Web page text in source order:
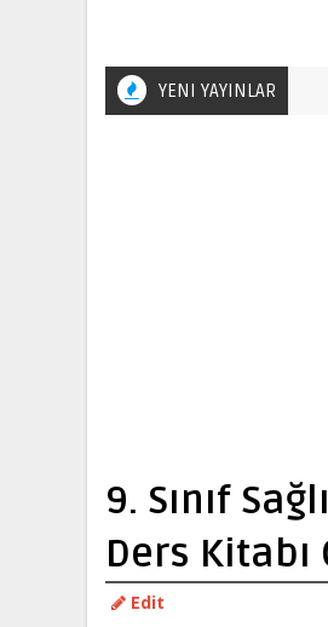
YENI YAYINLAR
9. Sınıf
Ders Kitabı
Edit